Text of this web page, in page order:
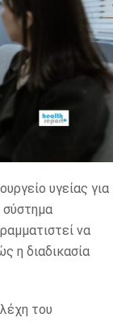
υγείας για
σύστημα
να
η διαδικασία
του